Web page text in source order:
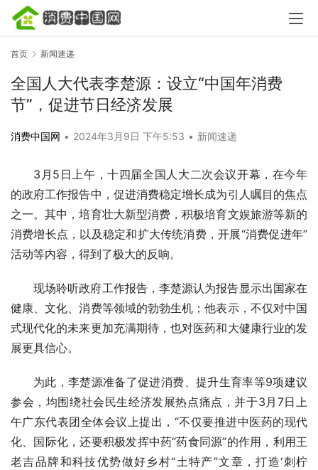
首页 新闻速递
全国人大代表李楚源：设立“中国年消费
节”，促进节日经济发展
消费中国网 • 2024年3月9日 下午5:53 • 新闻速递
3月5日上午，十四届全国人大二次会议开幕，在今年
的政府工作报告中，促进消费稳定增长成为引人瞩目的焦点
之一。其中，培育壮大新型消费，积极培育文娱旅游等新的
消费增长点，以及稳定和扩大传统消费，开展“消费促进年”
活动等内容，得到了极大的反响。
现场聆听政府工作报告，李楚源认为报告显示出国家在
健康、文化、消费等领域的勃勃生机；他表示，不仅对中国
式现代化的未来更加充满期待，也对医药和大健康行业的发
展更具信心。
为此，李楚源准备了促进消费、提升生育率等9项建议
参会，均围绕社会民生经济发展热点痛点，并于3月7日上
午广东代表团全体会议上提出，“不仅要推进中医药的现代
化、国际化，还要积极发挥中药“药食同源”的作用，利用王
老吉品牌和科技优势做好乡村“土特产”文章，打造‘刺柠